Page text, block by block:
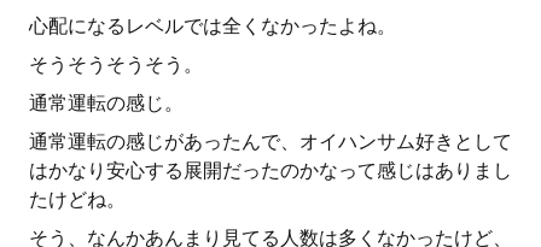
心配になるレベルでは全くなかったよね。
そうそうそうそう。
通常運転の感じ。
通常運転の感じがあったんで、オイハンサム好きとして
はかなり安心する展開だったのかなって感じはありまし
たけどね。
そう、なんかあんまり見てる人数は多くなかったけど、